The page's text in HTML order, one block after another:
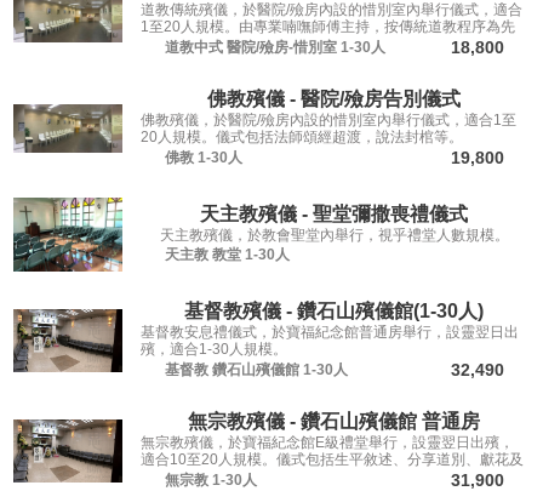
道教傳統殯儀，於醫院/殮房內設的惜別室內舉行儀式，適合
1至20人規模。由專業喃嘸師傅主持，按傳統道教程序為先
人送行。
道教中式 醫院/殮房-惜別室 1-30人 18,800
佛教殯儀 - 醫院/殮房告別儀式
佛教殯儀，於醫院/殮房內設的惜別室內舉行儀式，適合1至
20人規模。儀式包括法師頌經超渡，說法封棺等。
佛教 1-30人 19,800
天主教殯儀 - 聖堂彌撒喪禮儀式
天主教殯儀，於教會聖堂內舉行，視乎禮堂人數規模。
天主教 教堂 1-30人
基督教殯儀 - 鑽石山殯儀館(1-30人)
基督教安息禮儀式，於寶福紀念館普通房舉行，設靈翌日出
殯，適合1-30人規模。
基督教 鑽石山殯儀館 1-30人 32,490
無宗教殯儀 - 鑽石山殯儀館 普通房
無宗教殯儀，於寶福紀念館E級禮堂舉行，設靈翌日出殯，
適合10至20人規模。儀式包括生平敘述、分享道別、獻花及
瞻仰遺容，讓親友從容道別。
無宗教 1-30人 31,900